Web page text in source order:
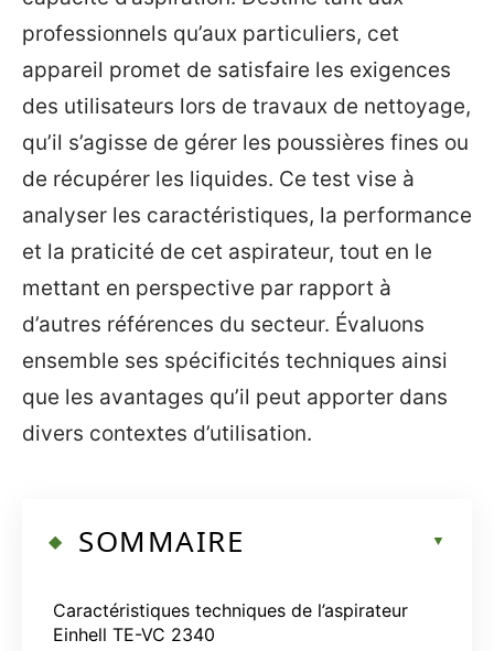
professionnels qu’aux particuliers, cet
appareil promet de satisfaire les exigences
des utilisateurs lors de travaux de nettoyage,
qu’il s’agisse de gérer les poussières fines ou
de récupérer les liquides. Ce test vise à
analyser les caractéristiques, la performance
et la praticité de cet aspirateur, tout en le
mettant en perspective par rapport à
d’autres références du secteur. Évaluons
ensemble ses spécificités techniques ainsi
que les avantages qu’il peut apporter dans
divers contextes d’utilisation.
SOMMAIRE
Caractéristiques techniques de l’aspirateur
Einhell TE-VC 2340